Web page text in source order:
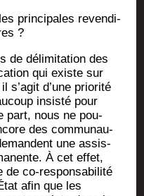
prin­ci­pales reven­di­
?
de déli­mi­ta­tion des
qui existe sur
s’agit d’une prio­ri­té
insis­té pour
part, nous ne pou­
des com­mu­nau­
une assis­
À cet effet,
de co-res­pon­sa­bi­li­té
afin que les